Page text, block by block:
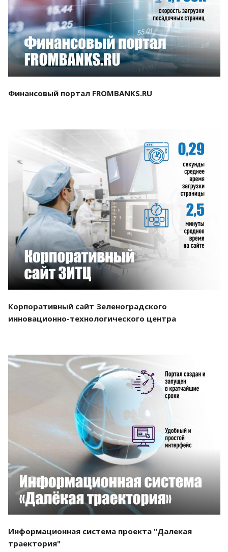
Смотреть проект
Финансовый портал FROMBANKS.RU
Смотреть проект
Корпоративный сайт Зеленоградского
инновационно-технологического центра
Смотреть проект
Информационная система проекта "Далекая
траектория"